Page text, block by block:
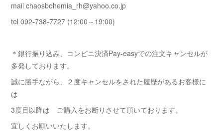
mail chaosbohemia_rh@yahoo.co.jp
tel 092-738-7727 (12:00～19:00)
＊銀行振り込み、コンビニ決済Pay-easyでの注文キャンセルが
多発しております。
誠に勝手ながら、２度キャンセルをされた履歴があるお客様に
は
3度目以降は ご購入をお断りさせて頂いております。
宜しくお願いいたします。